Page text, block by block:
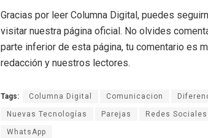
Gracias por leer Columna Digital, puedes
visitar nuestra página oficial. No olvides
parte inferior de esta página, tu comentario es
redacción y nuestros lectores.
Tags: Columna Digital Comunicacion
Nuevas Tecnologías Parejas Redes Sociales
WhatsApp